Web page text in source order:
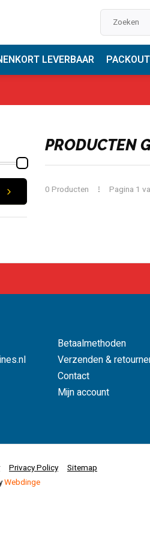
LEVERBAAR
PRODUCTEN
0 Producten Pagina 1
Betaalmethoden
Verzenden &
Contact
Mijn account
Privacy Policy
Sitemap
Webdinge